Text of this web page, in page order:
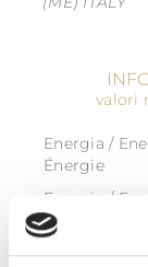
valori
Energia /
Énergie
Energia /
Énergie
Grassi / Fat /